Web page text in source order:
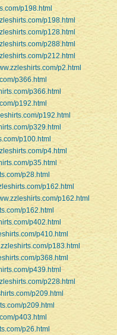
p198.html
p198.html
p128.html
p288.html
p212.html
p2.html
p366.html
p366.html
p192.html
p192.html
p329.html
p100.html
p4.html
p35.html
p28.html
p162.html
p162.html
p162.html
p402.html
p410.html
p183.html
p368.html
p439.html
p228.html
p209.html
p209.html
p403.html
p26.html